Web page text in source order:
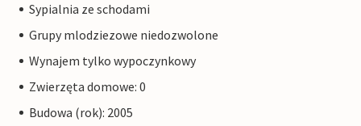
Sypialnia ze schodami
Grupy mlodziezowe niedozwolone
Wynajem tylko wypoczynkowy
Zwierzęta domowe: 0
Budowa (rok): 2005